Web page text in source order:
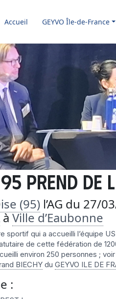
Accueil GEYVOÎle-de-France
95 prend
(95) l’AG du 27/
àVille d’Eaubonne
sportif qui a accueilli l’équipe
de cette fédération de
environ 250 personnes ;
BIECHY du GEYVO ILE DE
: